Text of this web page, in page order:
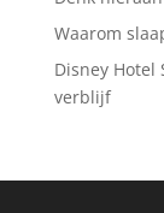
Waarom
Disney Hotel
verblijf